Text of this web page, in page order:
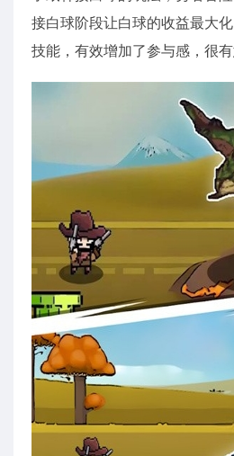
接白球阶段让白球的收益最大
技能，有效增加了参与感，很